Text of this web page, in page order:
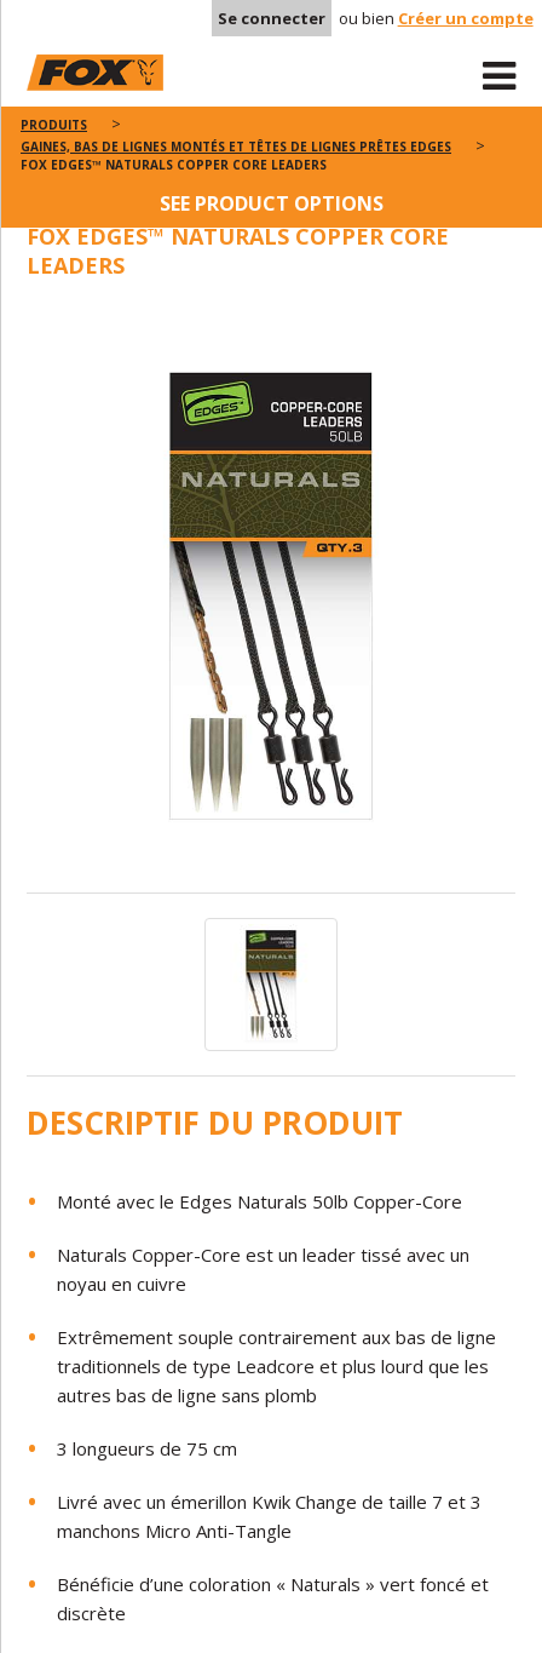
Se connecter ou bien Créer un compte
PRODUITS
GAINES, BAS DE LIGNES MONTÉS ET TÊTES DE LIGNES PRÊTES EDGES
FOX EDGES™ NATURALS COPPER CORE LEADERS
SEE PRODUCT OPTIONS
FOX EDGES™ NATURALS COPPER CORE
LEADERS
DESCRIPTIF DU PRODUIT
Monté avec le Edges Naturals 50lb Copper-Core
Naturals Copper-Core est un leader tissé avec un
noyau en cuivre
Extrêmement souple contrairement aux bas de ligne
traditionnels de type Leadcore et plus lourd que les
autres bas de ligne sans plomb
3 longueurs de 75 cm
Livré avec un émerillon Kwik Change de taille 7 et 3
manchons Micro Anti-Tangle
Bénéficie d’une coloration « Naturals » vert foncé et
discrète